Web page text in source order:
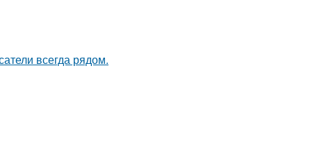
всегда рядом.